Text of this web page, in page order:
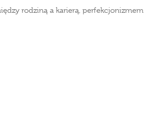
rodziną a karierą, perfekcjonizmem